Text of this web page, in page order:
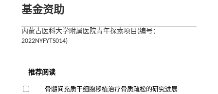
基金资助
内蒙古医科大学附属医院青年探索项目(编号：
2022NYFYTS014)